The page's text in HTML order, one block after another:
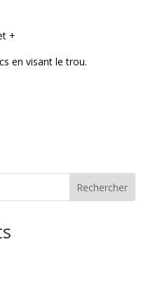
+
en visant le trou.
Rechercher